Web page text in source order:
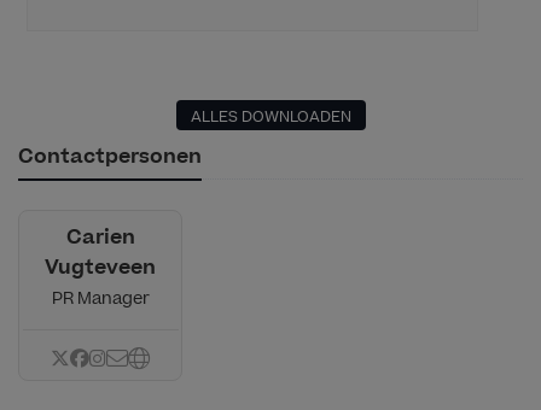
ALLES DOWNLOADEN
Contactpersonen
Carien
Vugteveen
PR Manager